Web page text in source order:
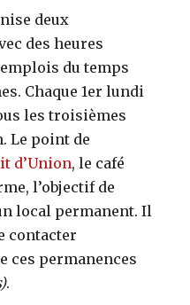
deux
des heures
du temps
Chaque 1er lundi
les troisièmes
Le point de
d’Union, le café
l’objectif de
local permanent. Il
contacter
ces permanences
.